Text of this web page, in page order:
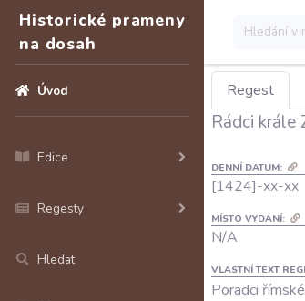
Historické prameny
na dosah
Úvod
Edice
Regesty
Hledat
Regest
Rádci krále
DENNÍ DATUM:
[1424]-xx-xx
MÍSTO VYDÁNÍ:
N/A
VLASTNÍ TEXT
Poradci